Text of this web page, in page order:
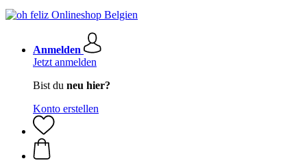
Anmelden
Jetzt anmelden
Bist du neu hier?
Konto erstellen